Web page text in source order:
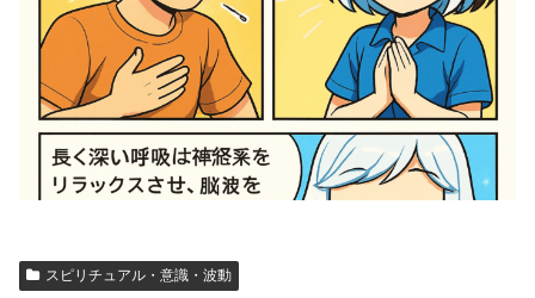
スピリチュアル・意識・波動